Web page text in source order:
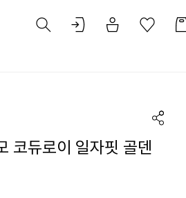
코듀로이 일자핏 골덴